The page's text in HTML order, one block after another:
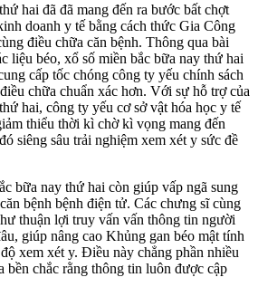
hai đã đã mang đến ra bước bất chợt
doanh y tế bằng cách thức Gia Công
điều chữa căn bệnh. Thông qua bài
liệu béo, xổ số miền bắc bữa nay thứ hai
cấp tốc chóng công ty yếu chính sách
chữa chuẩn xác hơn. Với sự hỗ trợ của
hai, công ty yếu cơ sở vật hóa học y tế
thiểu thời kì chờ kì vọng mang đến
siêng sâu trải nghiệm xem xét y sức đề
bữa nay thứ hai còn giúp vấp ngã sung
bệnh bệnh điện tử. Các chưng sĩ cùng
thuận lợi truy vấn vấn thông tin người
giúp nâng cao Khủng gan béo mật tính
xem xét y. Điều này chẳng phần nhiều
bền chắc rằng thông tin luôn được cập